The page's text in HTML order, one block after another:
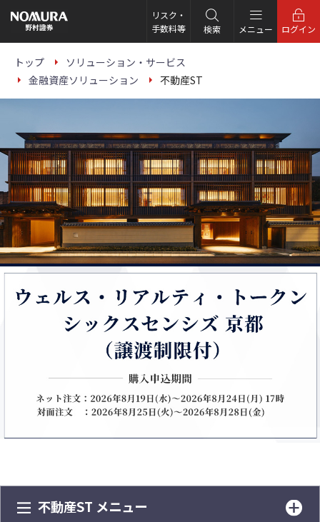
リスク・
手数料等
検索 メニュー ログイン
トップ
ソリューション・サービス
金融資産ソリューション
不動産ST
不動産ST メニュー